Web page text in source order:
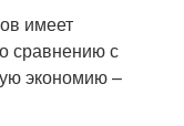
имеет
сравнению с
экономию –